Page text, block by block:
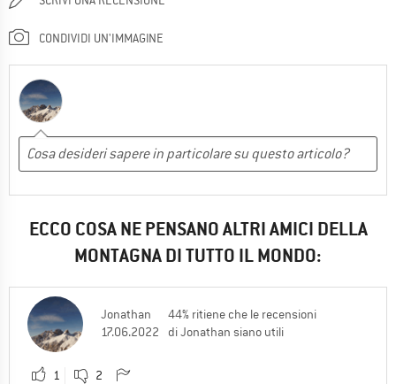
CONDIVIDI UN'IMMAGINE
ECCO COSA NE PENSANO ALTRI AMICI DELLA
MONTAGNA DI TUTTO IL MONDO:
Jonathan
17.06.2022
44% ritiene che le recensioni
di Jonathan siano utili
1 2